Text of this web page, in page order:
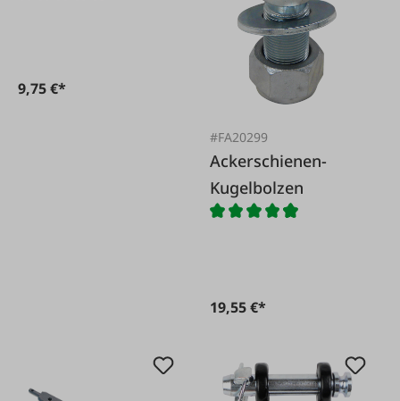
9,75 €*
#FA20299
Ackerschienen-
Kugelbolzen
19,55 €*